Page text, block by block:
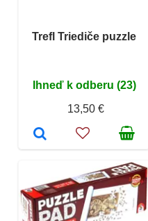
Trefl Triediče puzzle
Ihneď k odberu (23)
13,50 €